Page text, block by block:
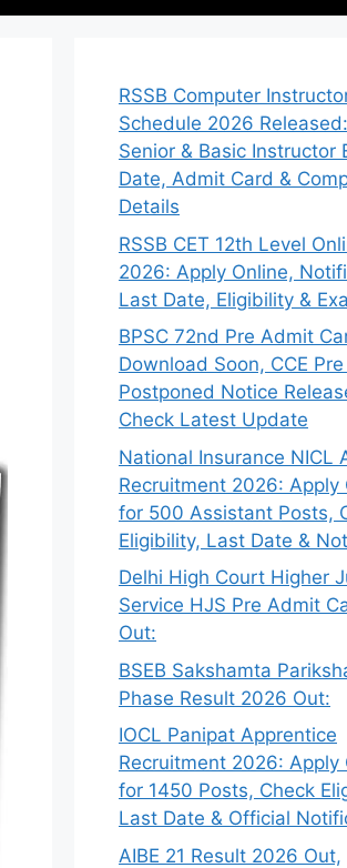
RSSB Computer
Schedule 2026
Senior & Basic Instructor
Date, Admit Card &
Details
RSSB CET 12th Level
2026: Apply Online,
Last Date, Eligibility &
BPSC 72nd Pre Admit
Download Soon, CCE
Postponed Notice
Check Latest Update
National Insurance NICL
Recruitment 2026: Apply
for 500 Assistant Posts,
Eligibility, Last Date &
Delhi High Court Higher
Service HJS Pre Admit
Out:
BSEB Sakshamta
Phase Result 2026 Out:
IOCL Panipat Apprentice
Recruitment 2026: Apply
for 1450 Posts, Check
Last Date & Official
AIBE 21 Result 2026 Out,